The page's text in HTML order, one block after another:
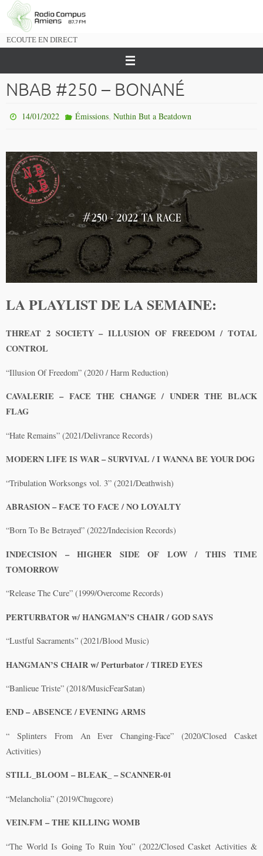
Passer
vers
ECOUTE EN DIRECT
NBAB #250 – BONANÉ
14/01/2022 Émissions, Nuthin But a Beatdown
LA PLAYLIST DE LA SEMAINE:
THREAT 2 SOCIETY – ILLUSION OF FREEDOM / TOTAL
CONTROL
“Illusion Of Freedom” (2020 / Harm Reduction)
CAVALERIE – FACE THE CHANGE / UNDER THE BLACK
FLAG
“Hate Remains” (2021/Delivrance Records)
MODERN LIFE IS WAR – SURVIVAL / I WANNA BE YOUR DOG
“Tribulation Worksongs vol. 3” (2021/Deathwish)
ABRASION – FACE TO FACE / NO LOYALTY
“Born To Be Betrayed” (2022/Indecision Records)
INDECISION – HIGHER SIDE OF LOW / THIS TIME
TOMORROW
“Release The Cure” (1999/Overcome Records)
PERTURBATOR w/ HANGMAN’S CHAIR / GOD SAYS
“Lustful Sacraments” (2021/Blood Music)
HANGMAN’S CHAIR w/ Perturbator / TIRED EYES
“Banlieue Triste” (2018/MusicFearSatan)
END – ABSENCE / EVENING ARMS
“ Splinters From An Ever Changing-Face” (2020/Closed Casket
Activities)
STILL_BLOOM – BLEAK_ – SCANNER-01
“Melancholia” (2019/Chugcore)
VEIN.FM – THE KILLING WOMB
“The World Is Going To Ruin You” (2022/Closed Casket Activities &